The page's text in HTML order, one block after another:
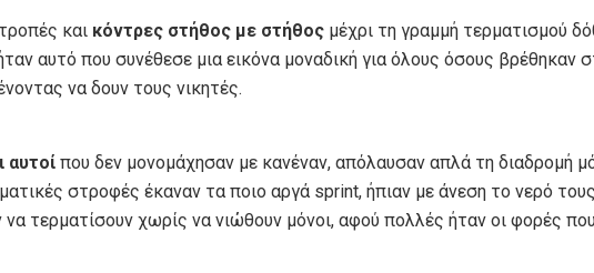
και κόντρες στήθος με στήθος μέχρι τη γραμμή τερματισμού
αυτό που συνέθεσε μια εικόνα μοναδική για όλους όσους βρέθηκαν
να δουν τους νικητές.
αυτοί που δεν μονομάχησαν με κανέναν, απόλαυσαν απλά τη διαδρομή
στροφές έκαναν τα ποιο αργά sprint, ήπιαν με άνεση το νερό
τερματίσουν χωρίς να νιώθουν μόνοι, αφού πολλές ήταν οι φορές